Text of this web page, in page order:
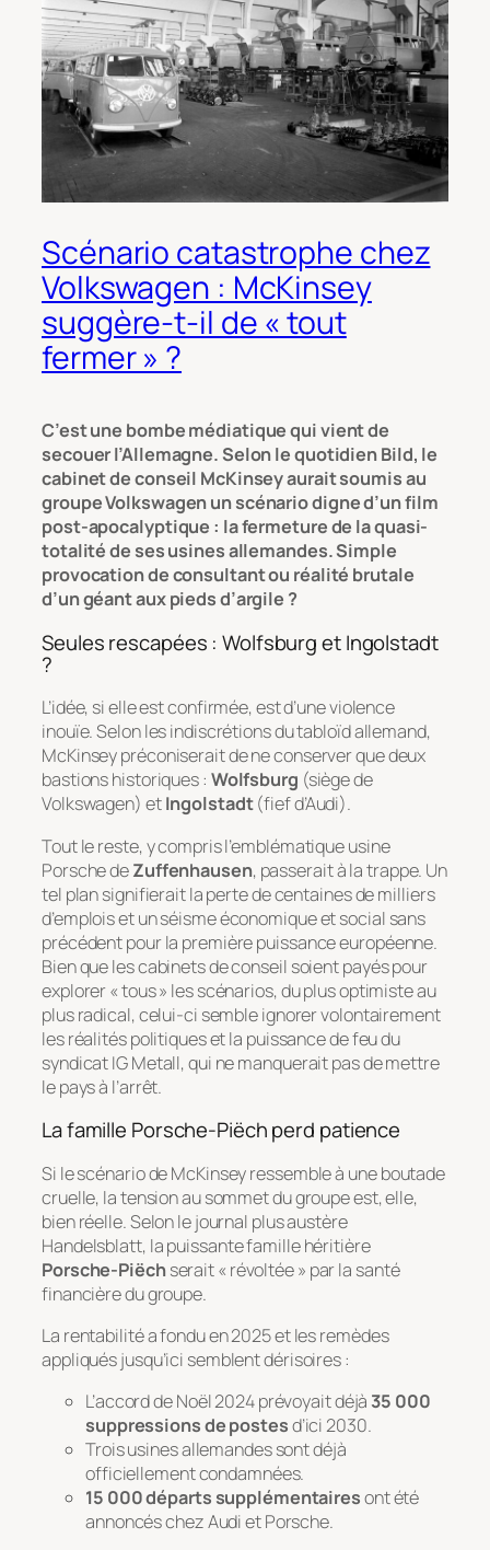
Scénario catastrophe chez
Volkswagen : McKinsey
suggère-t-il de « tout
fermer » ?
C’est une bombe médiatique qui vient de
secouer l’Allemagne. Selon le quotidienBild, le
cabinet de conseil McKinsey aurait soumis au
groupe Volkswagen un scénario digne d’un film
post-apocalyptique : la fermeture de la quasi-
totalité de ses usines allemandes. Simple
provocation de consultant ou réalité brutale
d’un géant aux pieds d’argile ?
Seules rescapées : Wolfsburg et Ingolstadt
?
L’idée, si elle est confirmée, est d’une violence
inouïe. Selon les indiscrétions du tabloïd allemand,
McKinsey préconiserait de ne conserver que deux
bastions historiques : Wolfsburg (siège de
Volkswagen) etIngolstadt(fief d’Audi).
Tout le reste, y compris l’emblématique usine
Porsche deZuffenhausen, passerait à la trappe. Un
tel plan signifierait la perte de centaines de milliers
d’emplois et un séisme économique et social sans
précédent pour la première puissance européenne.
Bien que les cabinets de conseil soient payés pour
explorer « tous » les scénarios, du plus optimiste au
plus radical, celui-ci semble ignorer volontairement
les réalités politiques et la puissance de feu du
syndicat IG Metall, qui ne manquerait pas de mettre
le pays à l’arrêt.
La famille Porsche-Piëch perd patience
Si le scénario de McKinsey ressemble à uneboutade
cruelle, la tension au sommet du groupe est, elle,
bien réelle. Selon le journal plus austère
Handelsblatt, la puissante famille héritière
Porsche-Piëchserait « révoltée » par la santé
financière du groupe.
La rentabilité a fondu en 2025 et les remèdes
appliqués jusqu’ici semblent dérisoires :
L’accord de Noël 2024 prévoyait déjà 35 000
suppressions de postesd’ici 2030.
Trois usines allemandes sont déjà
officiellement condamnées.
15 000 départs supplémentairesont été
annoncés chez Audi et Porsche.